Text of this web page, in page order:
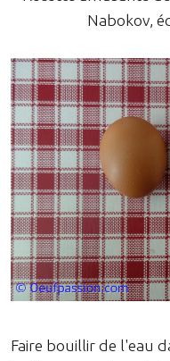
Nabokov,
Faire bouillir de l'eau